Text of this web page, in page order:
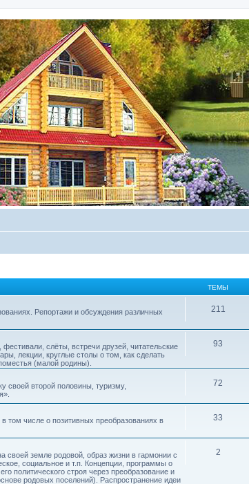
ТЕМЫ
Репортажи и обсуждения различных
211
слёты, встречи друзей, читательские
лекции, круглые столы о том, как сделать
(малой родины).
93
своей второй половины, туризму,
72
том числе о позитивных преобразованиях в
33
своей земле родовой, образ жизни в гармонии с
социальное и т.п. Концепции, программы о
политического строя через преобразование и
родовых поселений). Распространение идеи
2